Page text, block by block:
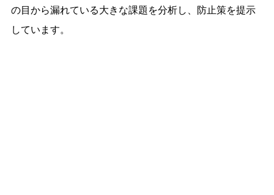
の目から漏れている大きな課題を分析し、防止策を提示
しています。